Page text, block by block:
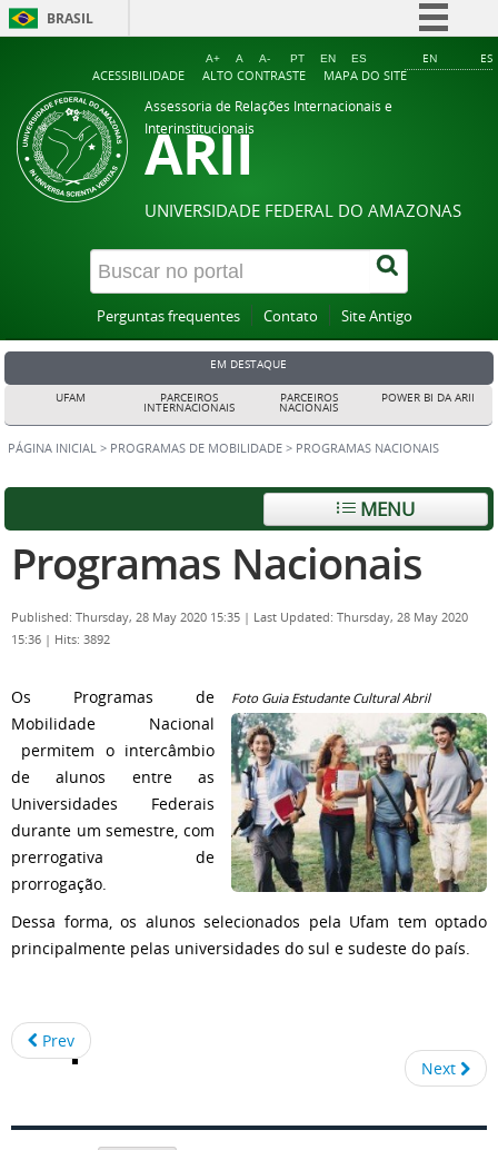
BRASIL
Simplifique!
EN ES
ACESSIBILIDADE ALTO CONTRASTE MAPA DO SITE
A+ A A- PT EN ES
Assessoria de Relações Internacionais e
Interinstitucionais
ARII
UNIVERSIDADE FEDERAL DO AMAZONAS
Perguntas frequentes Contato Site Antigo
EM DESTAQUE
UFAM PARCEIROS
INTERNACIONAIS
PARCEIROS
NACIONAIS
POWER BI DA ARII
PÁGINA INICIAL > PROGRAMAS DE MOBILIDADE > PROGRAMAS NACIONAIS
MENU
Programas Nacionais
Published: Thursday, 28 May 2020 15:35 | Last Updated: Thursday, 28 May 2020
15:36 | Hits: 3892
Foto Guia Estudante Cultural Abril
Os Programas de
Mobilidade Nacional
permitem o intercâmbio
de alunos entre as
Universidades Federais
durante um semestre, com
prerrogativa de
prorrogação.
Dessa forma, os alunos selecionados pela Ufam tem optado
principalmente pelas universidades do sul e sudeste do país.
Prev
Next